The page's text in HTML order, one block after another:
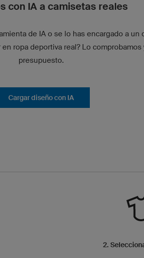
con IA a camisetas reales
de IA o se lo has encargado a un
ropa deportiva real? Lo comprobamos
presupuesto.
Cargar diseño con IA
2.